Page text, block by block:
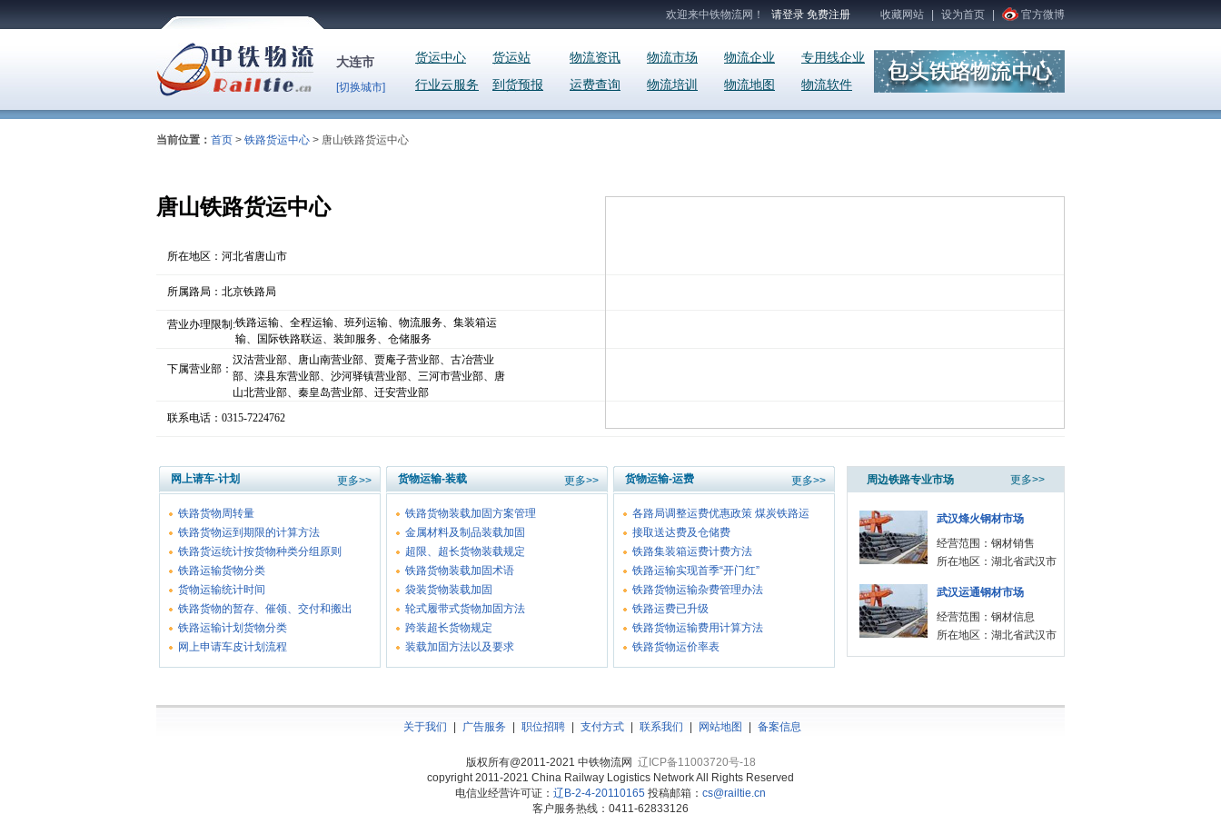
官方微博
设为首页
收藏网站
请登录 免费注册
欢迎来中铁物流网！
大连市
[切换城市]
专用线企业
物流企业
物流市场
物流资讯
货运站
货运中心
物流软件
物流地图
物流培训
运费查询
到货预报
行业云服务
当前位置： 首页 > 铁路货运中心 > 唐山铁路货运中心
唐山铁路货运中心
所在地区：河北省唐山市
所属路局：北京铁路局
营业办理限制:铁路运输、全程运输、班列运输、物流服务、集装箱运
输、国际铁路联运、装卸服务、仓储服务
下属营业部：
汉沽营业部、唐山南营业部、贾庵子营业部、古冶营业
部、滦县东营业部、沙河驿镇营业部、三河市营业部、唐
山北营业部、秦皇岛营业部、迁安营业部
联系电话：0315-7224762
网上请车-计划 更多>>
铁路货物周转量
铁路货物运到期限的计算方法
铁路货运统计按货物种类分组原则
铁路运输货物分类
货物运输统计时间
铁路货物的暂存、催领、交付和搬出
铁路运输计划货物分类
网上申请车皮计划流程
货物运输-装载 更多>>
铁路货物装载加固方案管理
金属材料及制品装载加固
超限、超长货物装载规定
铁路货物装载加固术语
袋装货物装载加固
轮式履带式货物加固方法
跨装超长货物规定
装载加固方法以及要求
货物运输-运费 更多>>
各路局调整运费优惠政策 煤炭铁路运
接取送达费及仓储费
铁路集装箱运费计费方法
铁路运输实现首季“开门红”
铁路货物运输杂费管理办法
铁路运费已升级
铁路货物运输费用计算方法
铁路货物运价率表
更多>>
周边铁路专业市场
武汉烽火钢材市场
经营范围：钢材销售
所在地区：湖北省武汉市
武汉运通钢材市场
经营范围：钢材信息
所在地区：湖北省武汉市
关于我们 广告服务 职位招聘 支付方式 联系我们 网站地图 备案信息
版权所有@2011-2021 中铁物流网 辽ICP备11003720号-18
copyright 2011-2021 China Railway Logistics Network All Rights Reserved
电信业经营许可证： 辽B-2-4-20110165 投稿邮箱： cs@railtie.cn
客户服务热线：0411-62833126